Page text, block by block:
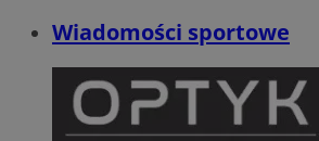
Wiadomości sportowe